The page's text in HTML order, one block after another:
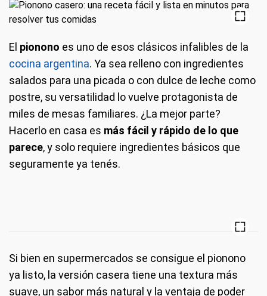
El pionono es uno de esos clásicos infalibles de la
cocina argentina. Ya sea relleno con ingredientes
salados para una picada o con dulce de leche como
postre, su versatilidad lo vuelve protagonista de
miles de mesas familiares. ¿La mejor parte?
Hacerlo en casa es más fácil y rápido de lo que
parece, y solo requiere ingredientes básicos que
seguramente ya tenés.
Si bien en supermercados se consigue el pionono
ya listo, la versión casera tiene una textura más
suave, un sabor más natural y la ventaja de poder